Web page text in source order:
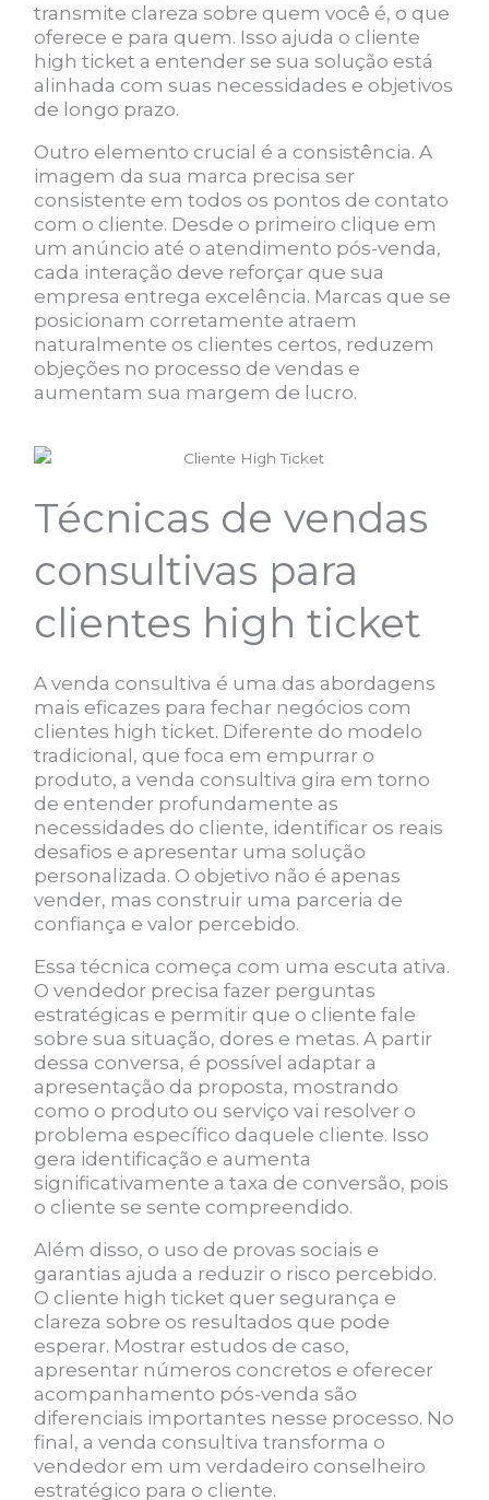
transmite clareza sobre quem você é, o que
oferece e para quem. Isso ajuda o cliente
high ticket a entender se sua solução está
alinhada com suas necessidades e objetivos
de longo prazo.
Outro elemento crucial é a consistência. A
imagem da sua marca precisa ser
consistente em todos os pontos de contato
com o cliente. Desde o primeiro clique em
um anúncio até o atendimento pós-venda,
cada interação deve reforçar que sua
empresa entrega excelência. Marcas que se
posicionam corretamente atraem
naturalmente os clientes certos, reduzem
objeções no processo de vendas e
aumentam sua margem de lucro.
Técnicas de vendas
consultivas para
clientes high ticket
A venda consultiva é uma das abordagens
mais eficazes para fechar negócios com
clientes high ticket. Diferente do modelo
tradicional, que foca em empurrar o
produto, a venda consultiva gira em torno
de entender profundamente as
necessidades do cliente, identificar os reais
desafios e apresentar uma solução
personalizada. O objetivo não é apenas
vender, mas construir uma parceria de
confiança e valor percebido.
Essa técnica começa com uma escuta ativa.
O vendedor precisa fazer perguntas
estratégicas e permitir que o cliente fale
sobre sua situação, dores e metas. A partir
dessa conversa, é possível adaptar a
apresentação da proposta, mostrando
como o produto ou serviço vai resolver o
problema específico daquele cliente. Isso
gera identificação e aumenta
significativamente a taxa de conversão, pois
o cliente se sente compreendido.
Além disso, o uso de provas sociais e
garantias ajuda a reduzir o risco percebido.
O cliente high ticket quer segurança e
clareza sobre os resultados que pode
esperar. Mostrar estudos de caso,
apresentar números concretos e oferecer
acompanhamento pós-venda são
diferenciais importantes nesse processo. No
final, a venda consultiva transforma o
vendedor em um verdadeiro conselheiro
estratégico para o cliente.